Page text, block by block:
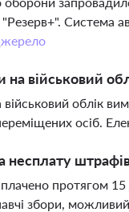
Система
військовий
облік
осіб.
протягом 15
збори,